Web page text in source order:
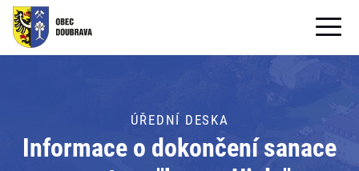
OBECNÍ ÚŘAD
PRO OBČANY
ÚŘEDNÍ DESKA
Informace o dokončení sanace